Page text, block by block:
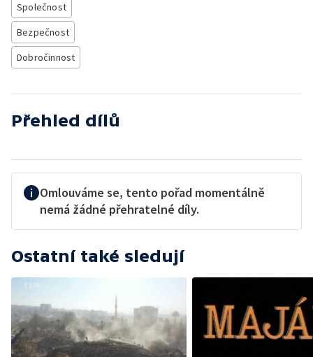
Společnost
Bezpečnost
Dobročinnost
Přehled dílů
Omlouváme se, tento pořad momentálně
nemá žádné přehratelné díly.
Ostatní také sledují